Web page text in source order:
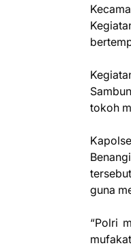
tokoh
guna
“Polri